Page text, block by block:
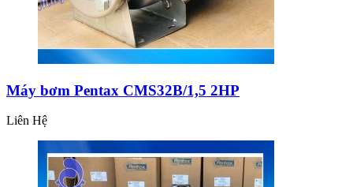
Máy bơm Pentax CMS32B/1,5 2HP
Liên Hệ